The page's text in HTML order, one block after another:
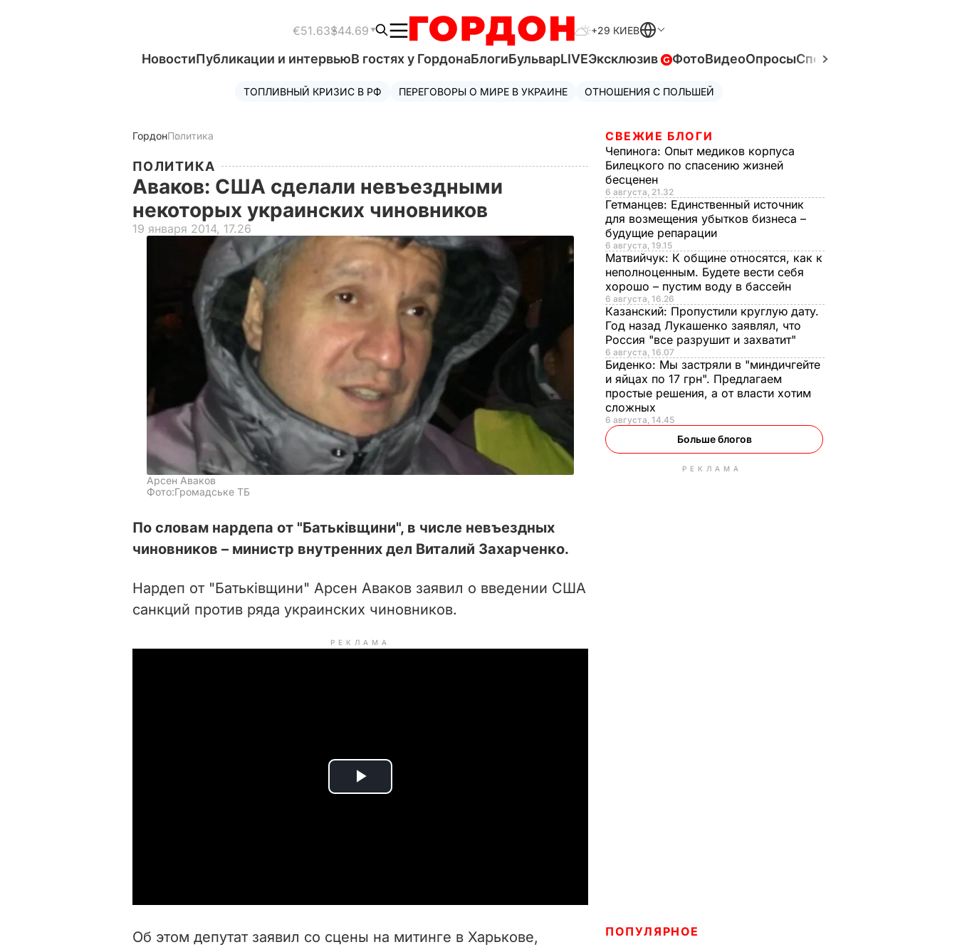
€51.63$44.69 +29 КИЕВ
НовостиПубликации и интервьюВ гостях у ГордонаБлогиБульварLIVEЭксклюзив ФотоВидеоОпросыСпецпроекты
ТОПЛИВНЫЙ КРИЗИС В РФ ПЕРЕГОВОРЫ О МИРЕ В УКРАИНЕ ОТНОШЕНИЯ С ПОЛЬШЕЙ
ГордонПолитика
ПОЛИТИКА
Аваков: США сделали невъездными
некоторых украинских чиновников
19 января 2014, 17.26
Арсен Аваков
Фото:Громадське ТБ
По словам нардепа от "Батьківщини", в числе невъездных
чиновников – министр внутренних дел Виталий Захарченко.
Нардеп от "Батьківщини" Арсен Аваков заявил о введении США
санкций против ряда украинских чиновников.
РЕКЛАМА
P
Об этом депутат заявил со сцены на митинге в Харькове,
СВЕЖИЕ БЛОГИ
Чепинога: Опыт медиков корпуса
Билецкого по спасению жизней
бесценен
6 августа, 21.32
Гетманцев: Единственный источник
для возмещения убытков бизнеса –
будущие репарации
6 августа, 19.15
Матвийчук: К общине относятся, как к
неполноценным. Будете вести себя
хорошо – пустим воду в бассейн
6 августа, 16.26
Казанский: Пропустили круглую дату.
Год назад Лукашенко заявлял, что
Россия "все разрушит и захватит"
6 августа, 16.07
Биденко: Мы застряли в "миндичгейте
и яйцах по 17 грн". Предлагаем
простые решения, а от власти хотим
сложных
6 августа, 14.45
Больше блогов
РЕКЛАМА
ПОПУЛЯРНОЕ